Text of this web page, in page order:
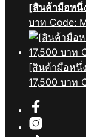
[สินค้ามือหนึ่
บาท Code:
[สินค้ามือหนึ่
17,500 บาท